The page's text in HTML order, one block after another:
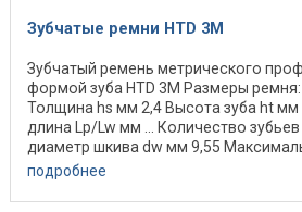
Зубчатые ремни HTD 3M
Зубчатый ремень метрического
формой зуба HTD 3M Размеры
Толщина hs мм 2,4 Высота зуба ht мм
длина Lp/Lw мм ... Количество
диаметр шкива dw мм 9,55
подробнее